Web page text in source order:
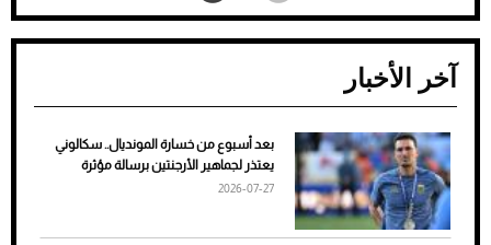
ضعف تبريد مكيف السيارة عند الوقوف.. أشهر
الأسباب والحلول
آخر الأخبار
بعد أسبوع من خسارة المونديال.. سكالوني
يعتذر لجماهير الأرجنتين برسالة مؤثرة
2026-07-27